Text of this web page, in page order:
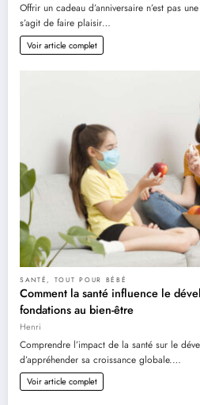
Offrir un cadeau d’anniversaire n’est pas
s’agit de faire plaisir…
Voir article complet
SANTÉ , TOUT POUR BÉBÉ
Comment la santé influence le
fondations au bien-être
Henri
Comprendre l’impact de la santé sur le
d’appréhender sa croissance globale.…
Voir article complet